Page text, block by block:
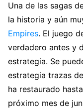
Una de las sagas
la historia y aún
Empires. El juego
verdadero antes y
estrategia. Se
estrategia trazas
ha restaurado
próximo mes de